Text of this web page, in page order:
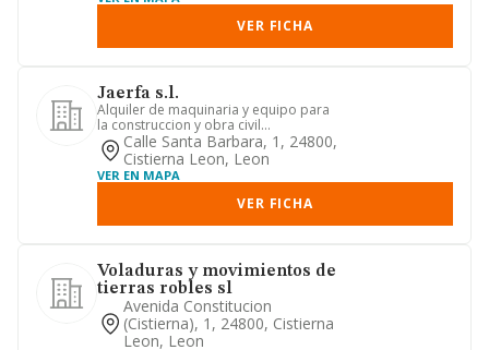
VER FICHA
Jaerfa s.l.
Alquiler de maquinaria y equipo para
la construccion y obra civil
consolidacion y preparacion de te...
Calle Santa Barbara, 1, 24800,
Cistierna Leon, Leon
VER EN MAPA
VER FICHA
Voladuras y movimientos de
tierras robles sl
Avenida Constitucion
(cistierna), 1, 24800, Cistierna
Leon, Leon